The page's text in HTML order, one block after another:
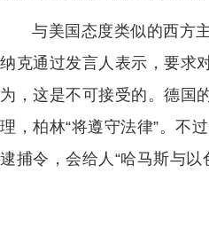
与美国态度类似的西方
纳克通过发言人表示，要求
为，这是不可接受的。德国
理，柏林“将遵守法律”。不
逮捕令，会给人“哈马斯与以